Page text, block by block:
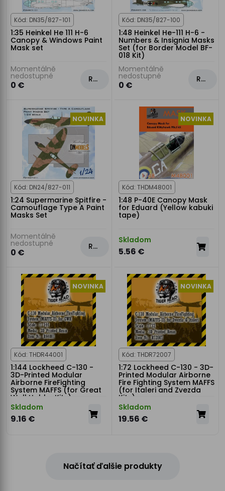
Kód: DN35/827-101
1:35 Heinkel He 111 H-6
Canopy & Windows Paint
Mask set
Momentálně
nedostupné
0 €
Rezervovat
Kód: DN35/827-100
1:48 Heinkel He-111 H-6 -
Numbers & Insignia Masks
Set (for Border Model BF-
018 Kit)
Momentálně
nedostupné
0 €
Rezervovat
NOVINKA
Kód: DN24/827-011
1:24 Supermarine Spitfire -
Camouflage Type A Paint
Masks Set
Momentálně
nedostupné
0 €
Rezervovat
NOVINKA
Kód: THDM48001
1:48 P-40E Canopy Mask
for Eduard (Yellow kabuki
tape)
Skladom
5.56 €
NOVINKA
Kód: THDR44001
1:144 Lockheed C-130 -
3D-Printed Modular
Airborne FireFighting
System MAFFS (for Great
Wall Hobby Kits)
Skladom
9.16 €
NOVINKA
Kód: THDR72007
1:72 Lockheed C-130 - 3D-
Printed Modular Airborne
Fire Fighting System MAFFS
(for Italeri and Zvezda
Kits)
Skladom
19.56 €
Načítať ďalšie produkty